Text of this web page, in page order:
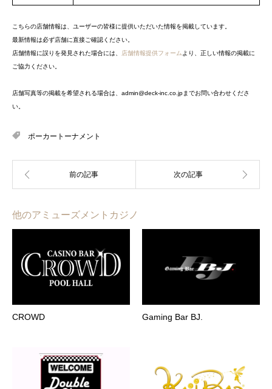
こちらの店舗情報は、ユーザーの皆様に提供いただいた情報を掲載しています。
最新情報は必ず店舗に直接ご確認ください。
店舗情報に誤りを発見された場合には、 店舗情報提供フォームより、正しい情報の掲載に
ご協力ください。
店舗写真等の掲載を希望される場合は、admin@deck-inc.co.jpまでお問い合わせくださ
い。
ポーカートーナメント
他のアミューズメントカジノ
CROWD Gaming Bar BJ.